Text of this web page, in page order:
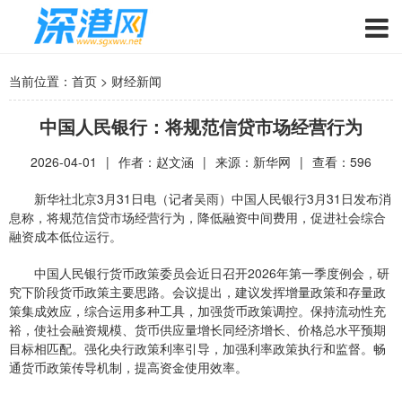
当前位置： 首页 > 财经新闻
中国人民银行：将规范信贷市场经营行为
2026-04-01 | 作者：赵文涵 | 来源：新华网 | 查看： 596
新华社北京3月31日电（记者吴雨）中国人民银行3月31日发布消
息称，将规范信贷市场经营行为，降低融资中间费用，促进社会综合
融资成本低位运行。
中国人民银行货币政策委员会近日召开2026年第一季度例会，研
究下阶段货币政策主要思路。会议提出，建议发挥增量政策和存量政
策集成效应，综合运用多种工具，加强货币政策调控。保持流动性充
裕，使社会融资规模、货币供应量增长同经济增长、价格总水平预期
目标相匹配。强化央行政策利率引导，加强利率政策执行和监督。畅
通货币政策传导机制，提高资金使用效率。